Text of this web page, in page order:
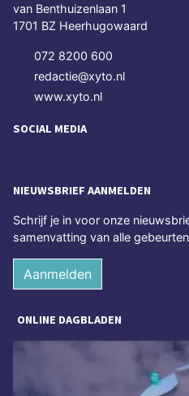
van Benthuizenlaan 1
1701 BZ Heerhugowaard
072 8200 600
redactie@xyto.nl
www.xyto.nl
SOCIAL MEDIA
NIEUWSBRIEF AANMELDEN
Schrijf je in voor onze
samenvatting van alle
Aanmelden
ONLINE DAGBLADEN